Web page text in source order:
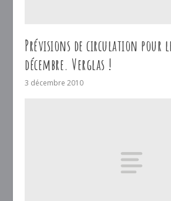
Prévisions de circulation pour
décembre. Verglas !
3 décembre 2010